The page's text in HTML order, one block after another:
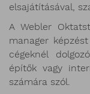
elsajátításával,
A Webler
manager
cégeknél
építők vagy
számára szól.